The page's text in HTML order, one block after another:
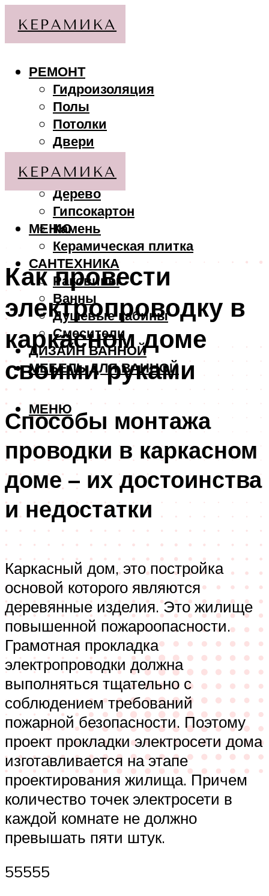
РЕМОНТ
Гидроизоляция
Полы
Потолки
Двери
МАТЕРИАЛЫ
Дерево
Гипсокартон
Камень
Керамическая плитка
САНТЕХНИКА
Раковины
Ванны
Душевые кабины
Смесители
ДИЗАЙН ВАННОЙ
МЕБЕЛЬ ДЛЯ ВАННОЙ
МЕНЮ
МЕНЮ
Как провести
электропроводку в
каркасном доме
своими руками
Способы монтажа
проводки в каркасном
доме – их достоинства
и недостатки
Каркасный дом, это постройка
основой которого являются
деревянные изделия. Это жилище
повышенной пожароопасности.
Грамотная прокладка
электропроводки должна
выполняться тщательно с
соблюдением требований
пожарной безопасности. Поэтому
проект прокладки электросети дома
изготавливается на этапе
проектирования жилища. Причем
количество точек электросети в
каждой комнате не должно
превышать пяти штук.
55555